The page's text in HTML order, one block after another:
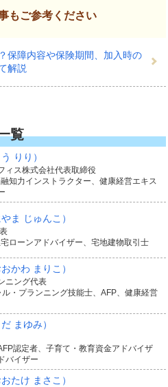
もご参考ください
保障内容や保険期間、加入時の
解説
覧
う りり）
ィス株式会社代表取締役
知力インストラクター、健康経営エキス
やま じゅんこ）
ローンアドバイザー、宅地建物取引士
おかわ まりこ）
ニング代表
・プランニング技能士、AFP、健康経営
だ まゆみ）
認定者、子育て・教育資金アドバイザ
バイザー
おたけ まさこ）